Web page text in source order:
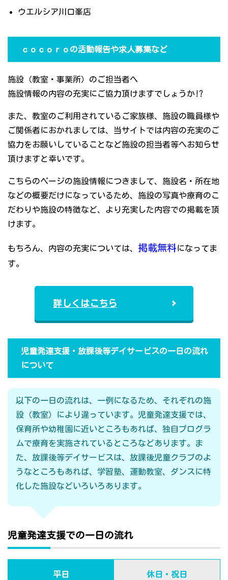
ウエルシア川口峯店
ｃｏｃｏｒｏの活動報告や求人募集など
施設（教室・事業所）のご担当者へ
施設情報の内容の充実にご協力頂けますでしょうか!?
また、教室のご利用されているご家族様、施設の職員様や
ご関係者におかれましては、当サイトでは内容の充実のご
協力をお願いしていることなど施設の担当者等へお知らせ
頂けますと幸いです。
こちらのページの施設情報につきまして、施設名・所在地
などの概要だけになっているため、施設の写真や療育のこ
だわりや施設の特徴など、より充実した内容での掲載を頂
けます。
もちろん、内容の充実については、 掲載無料になってま
す。
詳しくはこちら
児童発達支援・放課後等デイサービスの一日の流れ
について
以下の一日の流れは、一例になるため、それぞれの施
設（教室）により違っています。児童発達支援では、
保育所や幼稚園に近いところもあれば、独自プログラ
ムで療育を実施されているところなどあります。ま
た、放課後等デイサービスは、放課後児童クラブのよ
うなところもあれば、学習塾、運動教室、ダンスに特
化した施設などいろいろあります。
児童発達支援での一日の流れ
平日 休日・祝日